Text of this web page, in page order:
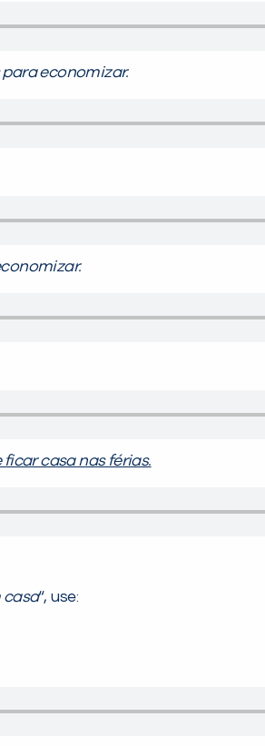
para economizar.
casa nas férias.
casa“, use: